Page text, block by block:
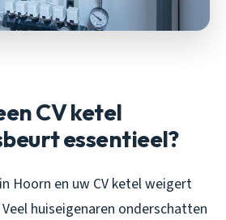
CV ketel
essentieel?
Hoorn en uw CV ketel weigert
huiseigenaren onderschatten